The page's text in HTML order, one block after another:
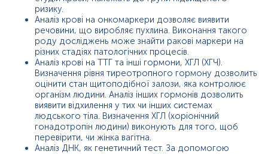
ризику.
Аналіз крові на онкомаркери дозволяє виявити
речовини, що виробляє пухлина. Виконання такого
роду досліджень може знайти ракові маркери на
різних стадіях патологічних процесів.
Аналіз крові на ТТГ та інші гормони, ХГЛ (ХГЧ).
Визначення рівня тиреотропного гормону дозволить
оцінити стан щитоподібної залози, яка контролює
організм людини. Аналіз інших гормонів дозволить
виявити відхилення у тих чи інших системах
людського тіла. Визначення ХГЛ (хоріонічний
гонадотропін людини) виконують для того, щоб
перевірити, чи жінка вагітна.
Аналіз ДНК, як генетичний тест. За допомогою